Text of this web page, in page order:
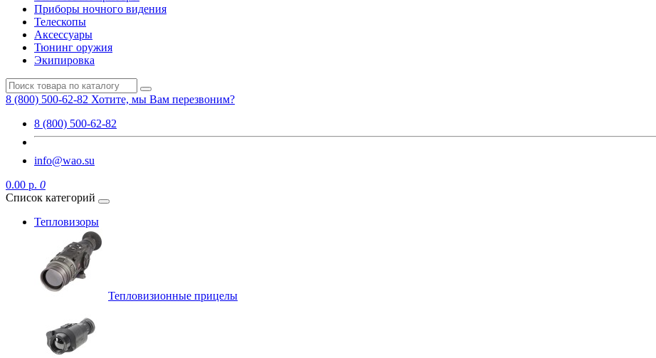
Приборы ночного видения
Телескопы
Аксессуары
Тюнинг оружия
Экипировка
8 (800) 500-62-82 Хотите, мы Вам перезвоним?
8 (800) 500-62-82
info@wao.su
0.00 р. 0
Список категорий
Тепловизоры
Тепловизионные прицелы